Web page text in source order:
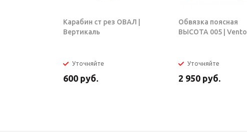
Карабин ст рез ОВАЛ |
Вертикаль
Уточняйте
600 руб.
Обвязка поясная
ВЫСОТА 005 | Vento
Уточняйте
2 950 руб.